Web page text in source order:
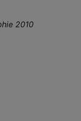
2010